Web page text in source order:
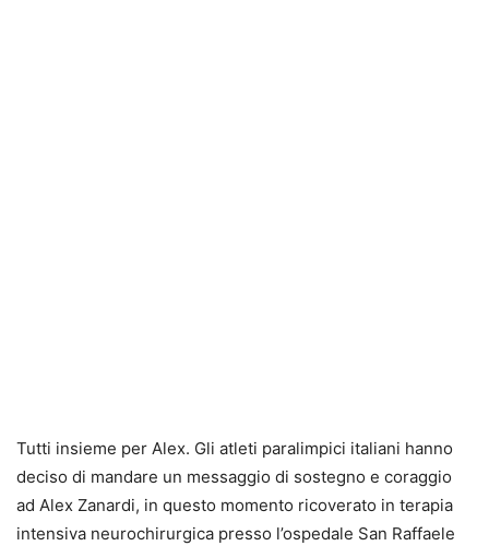
Tutti insieme per Alex. Gli atleti paralimpici italiani hanno
deciso di mandare un messaggio di sostegno e coraggio
ad Alex Zanardi, in questo momento ricoverato in terapia
intensiva neurochirurgica presso l’ospedale San Raffaele